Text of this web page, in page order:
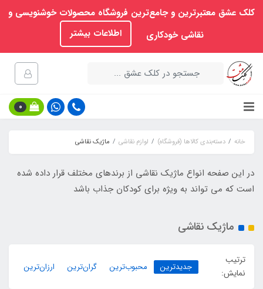
کلک عشق معتبرترین و جامع‌ترین فروشگاه محصولات خوشنویسی و
نقاشی خودکاری
اطلاعات بیشتر
0
خانه دسته‌بندی کالاها (فروشگاه) لوازم نقاشی ماژیک نقاشی
در این صفحه انواع ماژیک نقاشی از برندهای مختلف قرار داده شده
است که می تواند به ویژه برای کودکان جذاب باشد
ماژیک نقاشی
ترتیب
نمایش:
جدیدترین محبوب‌ترین گران‌ترین ارزان‌ترین